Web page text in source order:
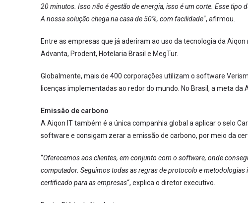
20 minutos. Isso não é gestão de energia, isso é um corte. Esse tipo
A nossa solução chega na casa de 50%, com facilidade“, afirmou.
Entre as empresas que já aderiram ao uso da tecnologia da
Advanta, Prodent, Hotelaria Brasil e MegTur.
Globalmente, mais de 400 corporações utilizam o software
licenças implementadas ao redor do mundo. No Brasil, a meta da
Emissão de carbono
A Aiqon IT também é a única companhia global a aplicar o selo
software e consigam zerar a emissão de carbono, por meio da
“Oferecemos aos clientes, em conjunto com o software, onde
computador. Seguimos todas as regras de protocolo e
certificado para as empresas“, explica o diretor executivo.